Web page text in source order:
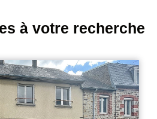
à votre recherche